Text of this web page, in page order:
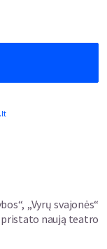
„Vyrų svajonės“
pristato naują teatro